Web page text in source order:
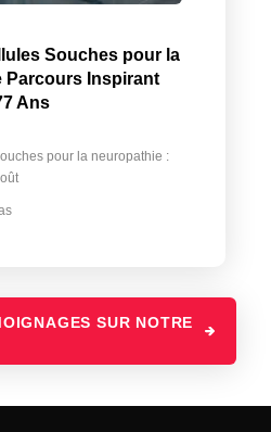
Souches pour la
Parcours Inspirant
Ans
pour la neuropathie :
SUR NOTRE